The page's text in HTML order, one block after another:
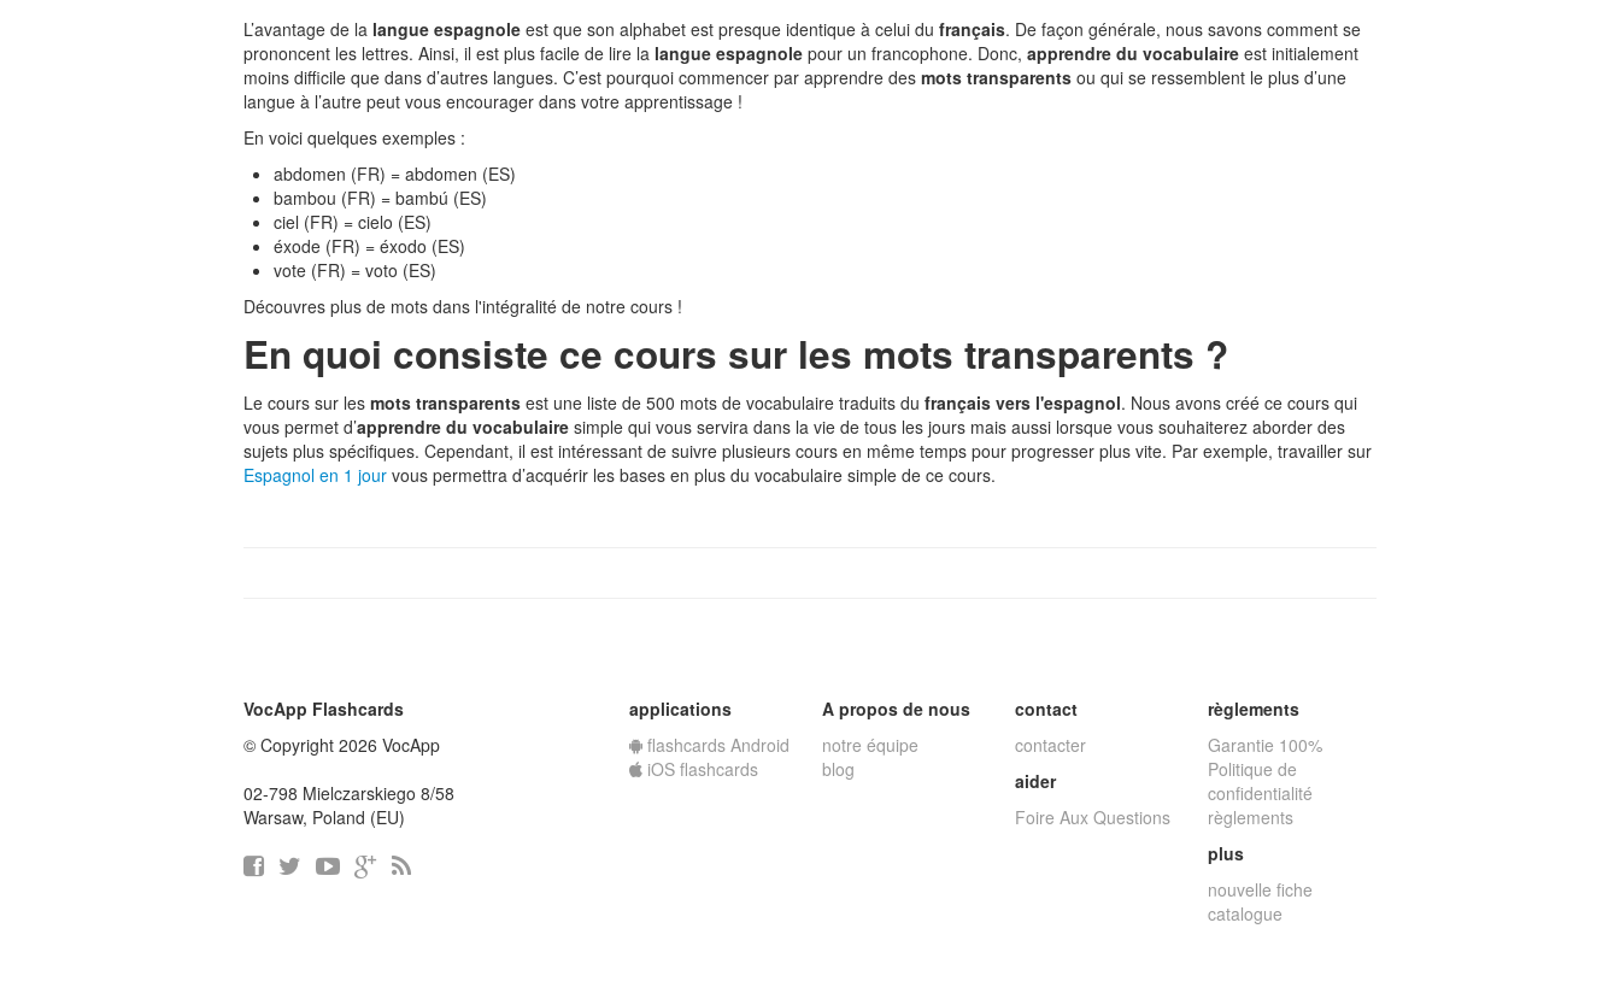
L’avantage de la langue espagnole est que son alphabet est presque identique à celui du français. De façon générale, nous savons comment se
prononcent les lettres. Ainsi, il est plus facile de lire la langue espagnole pour un francophone. Donc, apprendre du vocabulaire est initialement
moins difficile que dans d’autres langues. C’est pourquoi commencer par apprendre des mots transparents ou qui se ressemblent le plus d’une
langue à l’autre peut vous encourager dans votre apprentissage !
En voici quelques exemples :
abdomen (FR) = abdomen (ES)
bambou (FR) = bambú (ES)
ciel (FR) = cielo (ES)
éxode (FR) = éxodo (ES)
vote (FR) = voto (ES)
Découvres plus de mots dans l'intégralité de notre cours !
En quoi consiste ce cours sur les mots transparents ?
Le cours sur les mots transparents est une liste de 500 mots de vocabulaire traduits du français vers l'espagnol. Nous avons créé ce cours qui
vous permet d’apprendre du vocabulaire simple qui vous servira dans la vie de tous les jours mais aussi lorsque vous souhaiterez aborder des
sujets plus spécifiques. Cependant, il est intéressant de suivre plusieurs cours en même temps pour progresser plus vite. Par exemple, travailler sur
Espagnol en 1 jour vous permettra d’acquérir les bases en plus du vocabulaire simple de ce cours.
VocApp Flashcards
© Copyright 2026 VocApp
02-798 Mielczarskiego 8/58
Warsaw, Poland (EU)
applications
flashcards Android
iOS flashcards
A propos de nous
notre équipe
blog
contact
contacter
aider
Foire Aux Questions
règlements
Garantie 100%
Politique de
confidentialité
règlements
plus
nouvelle fiche
catalogue